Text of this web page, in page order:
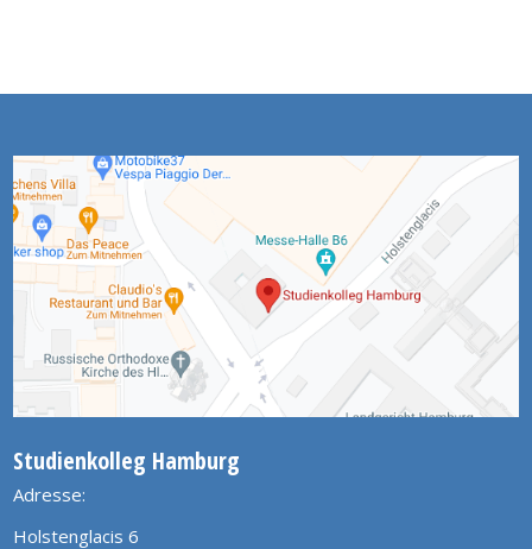
Studienkolleg Hamburg
Adresse:
Holstenglacis 6